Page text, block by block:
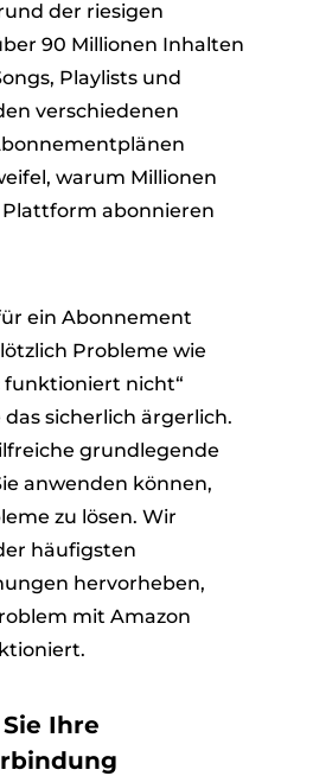
der riesigen
90 Millionen Inhalten
Playlists und
verschiedenen
warum Millionen
abonnieren
ein Abonnement
Probleme wie
funktioniert nicht“
sicherlich ärgerlich.
grundlegende
anwenden können,
zu lösen. Wir
häufigsten
hervorheben,
mit Amazon
Ihre